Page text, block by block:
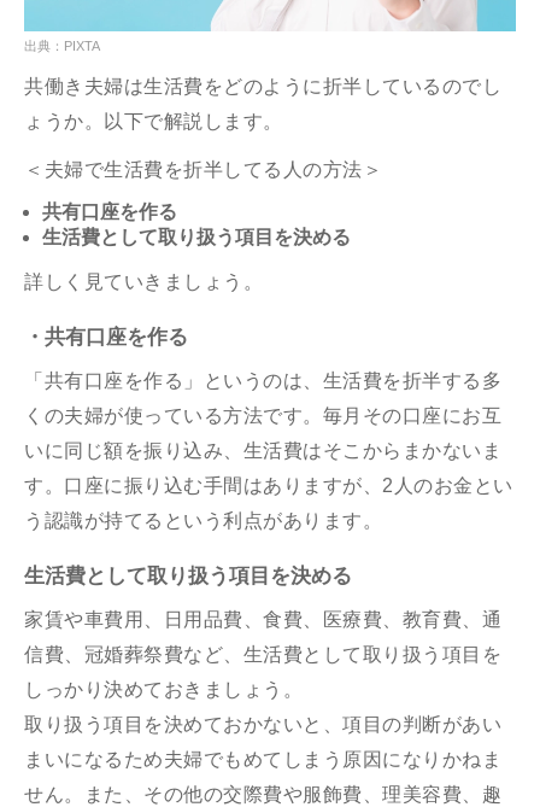
出典：PIXTA
共働き夫婦は生活費をどのように折半しているのでし
ょうか。以下で解説します。
＜夫婦で生活費を折半してる人の方法＞
共有口座を作る
生活費として取り扱う項目を決める
詳しく見ていきましょう。
・共有口座を作る
「共有口座を作る」というのは、生活費を折半する多
くの夫婦が使っている方法です。毎月その口座にお互
いに同じ額を振り込み、生活費はそこからまかないま
す。口座に振り込む手間はありますが、2人のお金とい
う認識が持てるという利点があります。
生活費として取り扱う項目を決める
家賃や車費用、日用品費、食費、医療費、教育費、通
信費、冠婚葬祭費など、生活費として取り扱う項目を
しっかり決めておきましょう。
取り扱う項目を決めておかないと、項目の判断があい
まいになるため夫婦でもめてしまう原因になりかねま
せん。また、その他の交際費や服飾費、理美容費、趣